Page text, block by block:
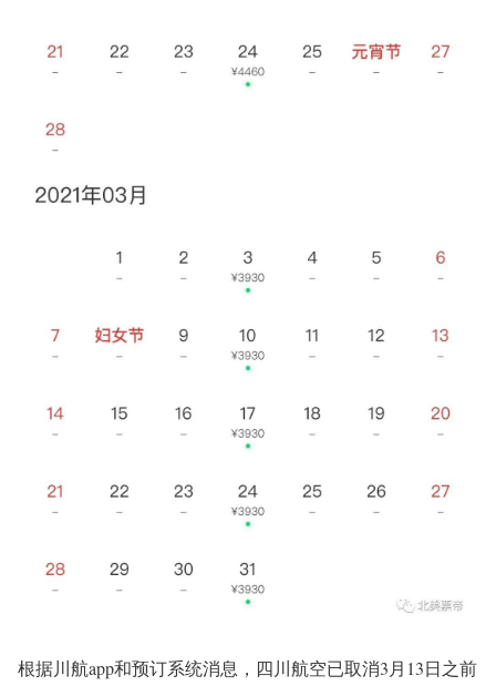
根据川航app和预订系统消息，四川航空已取消3月13日之前